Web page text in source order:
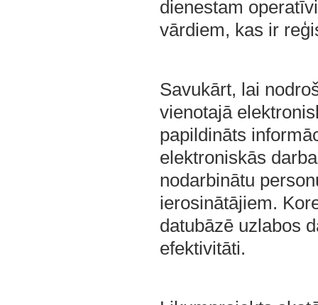
dienestam
vārdiem, kas ir
Savukārt, lai
vienotajā
papildināts
elektroniskās
nodarbinātu
ierosinātājiem.
datubāzē uzlabos
efektivitāti.